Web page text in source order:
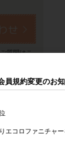
質問はこ
法などご
す。
員規約変更のお
エコロファニチャ